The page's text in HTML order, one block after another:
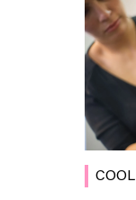
COOL